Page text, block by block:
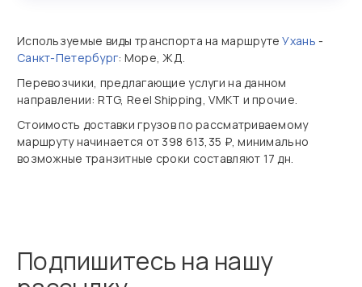
Используемые виды транспорта на маршрутеУхань -
Санкт-Петербург: Море, ЖД.
Перевозчики, предлагающие услуги на данном
направлении: RTG, Reel Shipping, VMKT и прочие.
Стоимость доставки грузов по рассматриваемому
маршруту начинается от 398 613,35 ₽, минимально
возможные транзитные сроки составляют 17 дн.
Подпишитесь на нашу